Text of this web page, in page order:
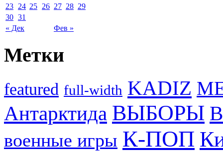
« Дек Фев »
23 24 25 26 27 28 29
30 31
Метки
featured full-width KADIZ
Антарктида ВЫБОРЫ
военные игры К-ПОП